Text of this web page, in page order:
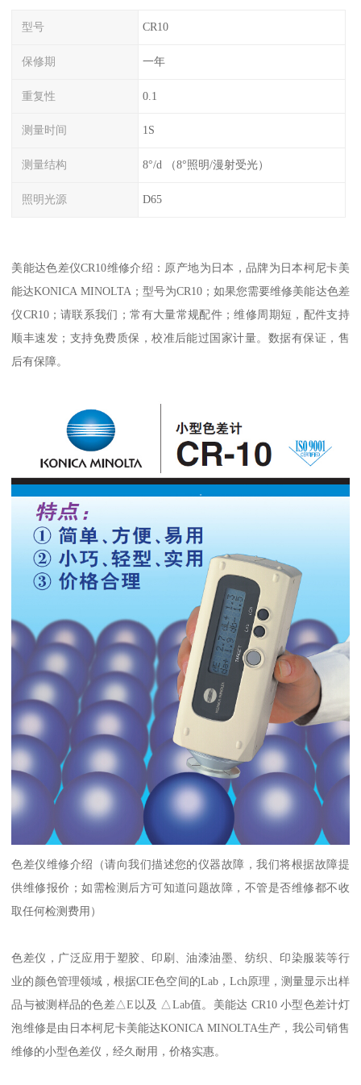
型号 CR10
保修期 一年
重复性 0.1
测量时间 1S
测量结构 8°/d （8°照明/漫射受光）
照明光源 D65
美能达色差仪CR10维修介绍：原产地为日本，品牌为日本柯尼卡美
能达KONICA MINOLTA；型号为CR10；如果您需要维修美能达色差
仪CR10；请联系我们；常有大量常规配件；维修周期短，配件支持
顺丰速发；支持免费质保，校准后能过国家计量。数据有保证，售
后有保障。
色差仪维修介绍（请向我们描述您的仪器故障，我们将根据故障提
供维修报价；如需检测后方可知道问题故障，不管是否维修都不收
取任何检测费用）
色差仪，广泛应用于塑胶、印刷、油漆油墨、纺织、印染服装等行
业的颜色管理领域，根据CIE色空间的Lab，Lch原理，测量显示出样
品与被测样品的色差△E以及 △Lab值。美能达 CR10 小型色差计灯
泡维修是由日本柯尼卡美能达KONICA MINOLTA生产，我公司销售
维修的小型色差仪，经久耐用，价格实惠。